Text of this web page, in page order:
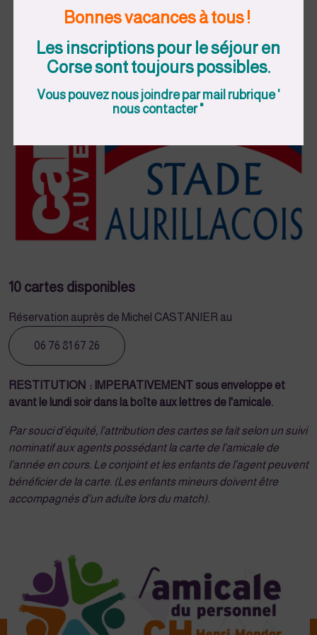
10 cartes disponibles
Réservation auprès de Michel CASTANIER au
06 76 81 67 26
RESTITUTION : IMPERATIVEMENT sous enveloppe et
avant le lundi soir dans la boîte aux lettres de l'amicale.
Par souci d’équité, l’attribution des cartes se fait selon un suivi
nominatif aux agents possédant la carte de l’amicale de
l’année en cours. Le conjoint et les enfants de l’agent peuvent
bénéficier de la carte. (Les enfants mineurs doivent être
accompagnés d’un adulte lors du match).
Bonnes vacances à tous !
Les inscriptions pour le séjour en
Corse sont toujours possibles.
Vous pouvez nous joindre par mail rubrique '
nous contacter "